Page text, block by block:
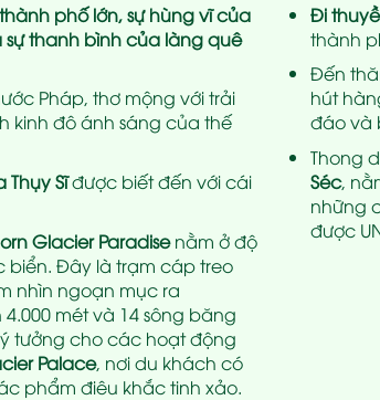
phố lớn, sự hùng vĩ của
sự thanh bình của làng quê
Pháp, thơ mộng với trải
kinh đô ánh sáng của thế
Sĩđược biết đến với cái
Glacier Paradisenằm ở độ
biển. Đây là trạm cáp treo
nhìn ngoạn mục ra
mét và 14 sông băng
tưởng cho các hoạt động
Palace, nơi du khách có
phẩm điêu khắc tinh xảo.
Đi
thành
Đến
hút
đáo và
Thong
Séc,
những
được